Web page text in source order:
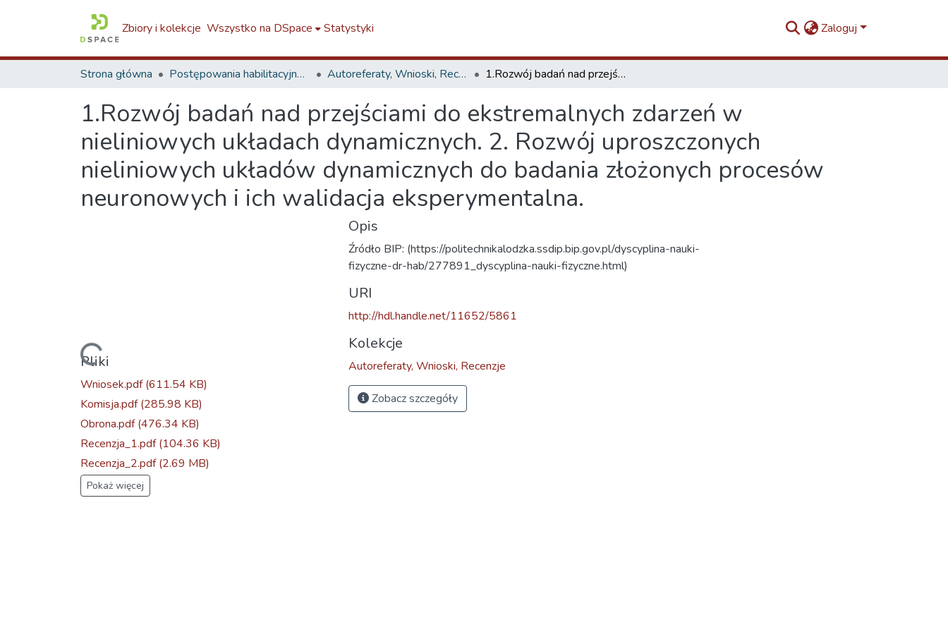
Zbiory i kolekcje Wszystko na DSpace Statystyki Zaloguj
Strona główna Postępowania habilitacyjne / Post-doctoral Dissertations - proceedings Autoreferaty, Wnioski, Recenzje 1.Rozwój badań nad przejściami do ekstremalnych zdarzeń w nieliniowych układach dynamicznych. 2. Rozwój uproszczonych nieliniowych układów dynamicznych do badania złożonych procesów neuronowych i ich walidacja eksperymentalna.
1.Rozwój badań nad przejściami do ekstremalnych zdarzeń w
nieliniowych układach dynamicznych. 2. Rozwój uproszczonych
nieliniowych układów dynamicznych do badania złożonych procesów
neuronowych i ich walidacja eksperymentalna.
Ładowanie...
Pliki
Wniosek.pdf(611.54 KB)
Komisja.pdf(285.98 KB)
Obrona.pdf(476.34 KB)
Recenzja_1.pdf(104.36 KB)
Recenzja_2.pdf(2.69 MB)
Pokaż więcej
Opis
Źródło BIP: (https://politechnikalodzka.ssdip.bip.gov.pl/dyscyplina-nauki-
fizyczne-dr-hab/277891_dyscyplina-nauki-fizyczne.html)
URI
http://hdl.handle.net/11652/5861
Kolekcje
Autoreferaty, Wnioski, Recenzje
Zobacz szczegóły